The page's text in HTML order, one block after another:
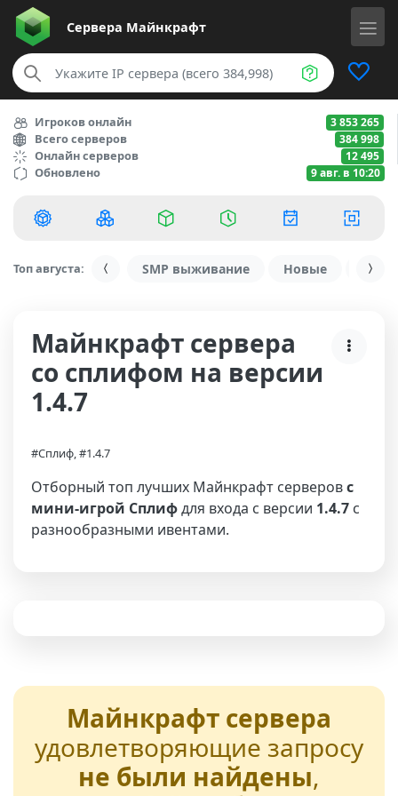
Сервера Майнкрафт
Игроков онлайн 3 853 265
Всего серверов 384 998
Онлайн серверов 12 495
Обновлено 9 авг. в 10:20
Топ августа: SMP выживание Новые С
Майнкрафт сервера
со сплифом на версии
1.4.7
#Сплиф, #1.4.7
Отборный топ лучших Майнкрафт серверовс
мини-игрой Сплифдля входа с версии 1.4.7 с
разнообразными ивентами.
Майнкрафт сервера
удовлетворяющие запросу
не были найдены,